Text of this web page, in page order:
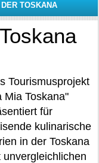
TOSKANA
Tourismusprojekt
Mia Toskana"
für
kulinarische
in der Toskana
unvergleichlichen